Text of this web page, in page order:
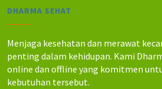
i
a
a
d
a
i
a
d
DHARMA SEHAT
Menjaga kesehatan dan merawat
penting dalam kehidupan. Kami
online dan offline yang komitmen
kebutuhan tersebut.